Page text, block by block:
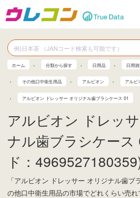
ホーム 分類から探す 日用品 日用
その他口中衛生用品 アルビオン アルビ
アルビオン ドレッサー オリジナル歯ブラシケース 01
アルビオン ドレッ
ナル歯ブラシケース
ド：
「アルビオン ドレッサー オリジナル歯ブ
の他口中衛生用品の市場でどれくらい売